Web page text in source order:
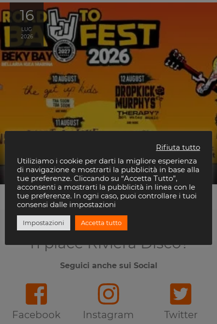
16
LUG
2026
Rise Against
Beky Bay
Ti piace Riviera Disco?
Seguici anche sui Social
Facebook Instagram Twitter
Rifiuta tutto
Utiliziamo i cookie per darti la migliore esperienza
di navigazione e mostrarti la pubblicità in base alla
tue preferenze. Cliccando su “Accetta Tutto”,
acconsenti a mostrarti la pubblicità in linea con le
tue preferenze. In ogni caso, puoi controllare i tuoi
consensi dalle impostazioni
Impostazioni Accetta tutto